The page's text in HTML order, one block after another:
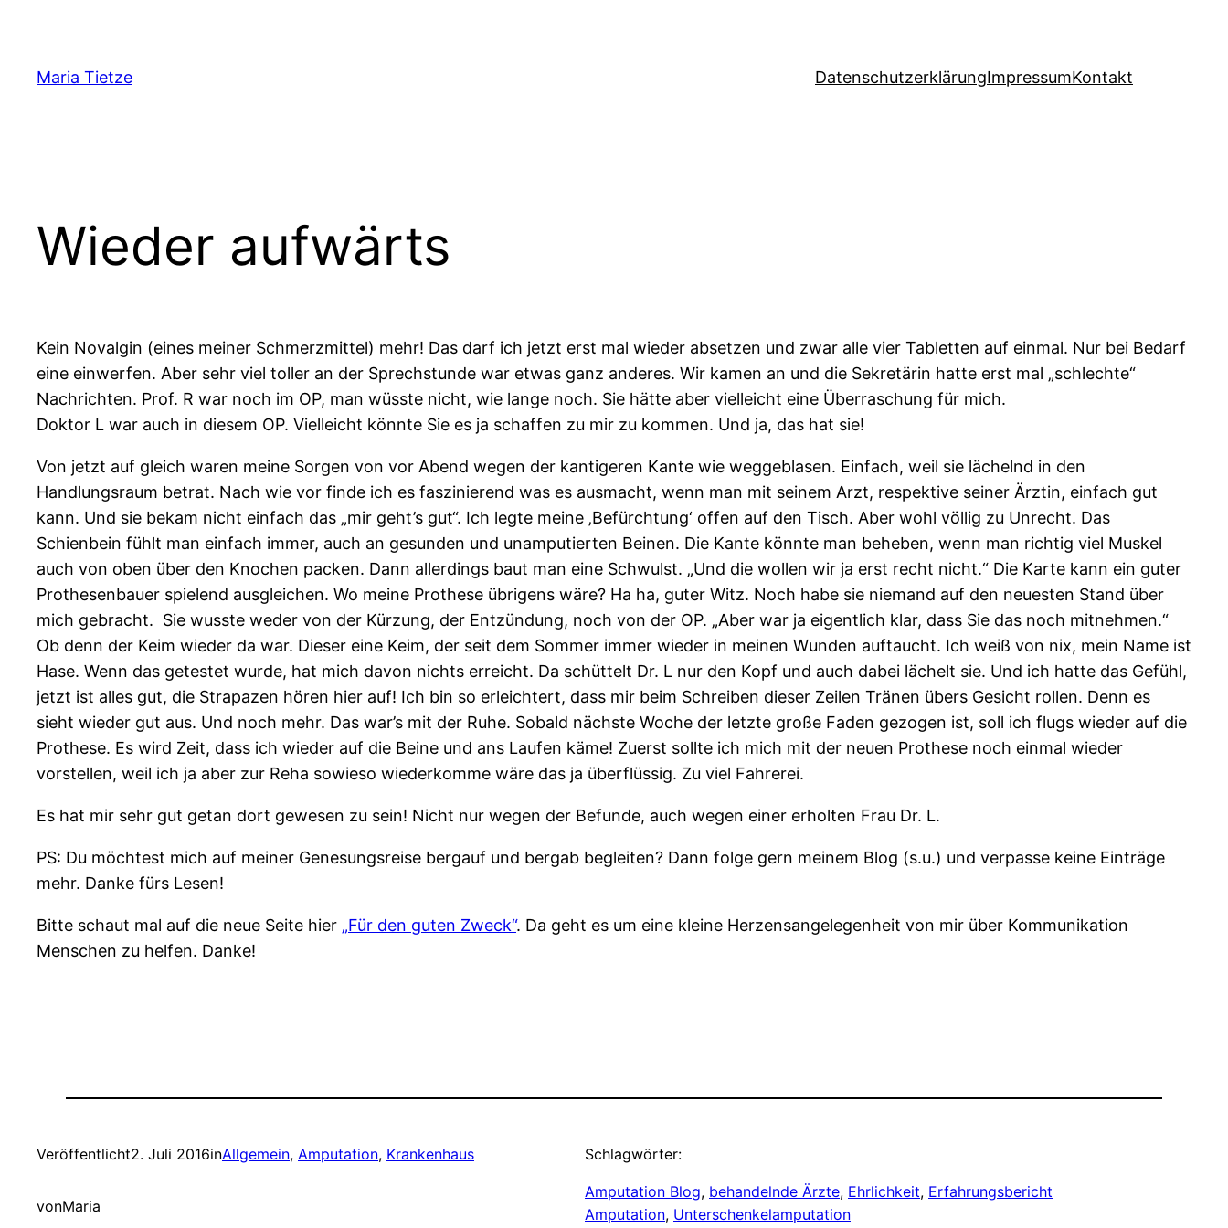
springen
Maria Tietze DatenschutzerklärungImpressumKontakt
Wieder aufwärts
Kein Novalgin (eines meiner Schmerzmittel) mehr! Das darf ich jetzt erst mal wieder absetzen und zwar alle vier Tabletten auf einmal. Nur bei Bedarf
eine einwerfen. Aber sehr viel toller an der Sprechstunde war etwas ganz anderes. Wir kamen an und die Sekretärin hatte erst mal „schlechte“
Nachrichten. Prof. R war noch im OP, man wüsste nicht, wie lange noch. Sie hätte aber vielleicht eine Überraschung für mich.
Doktor L war auch in diesem OP. Vielleicht könnte Sie es ja schaffen zu mir zu kommen. Und ja, das hat sie!
Von jetzt auf gleich waren meine Sorgen von vor Abend wegen der kantigeren Kante wie weggeblasen. Einfach, weil sie lächelnd in den
Handlungsraum betrat. Nach wie vor finde ich es faszinierend was es ausmacht, wenn man mit seinem Arzt, respektive seiner Ärztin, einfach gut
kann. Und sie bekam nicht einfach das „mir geht’s gut“. Ich legte meine ‚Befürchtung‘ offen auf den Tisch. Aber wohl völlig zu Unrecht. Das
Schienbein fühlt man einfach immer, auch an gesunden und unamputierten Beinen. Die Kante könnte man beheben, wenn man richtig viel Muskel
auch von oben über den Knochen packen. Dann allerdings baut man eine Schwulst. „Und die wollen wir ja erst recht nicht.“ Die Karte kann ein guter
Prothesenbauer spielend ausgleichen. Wo meine Prothese übrigens wäre? Ha ha, guter Witz. Noch habe sie niemand auf den neuesten Stand über
mich gebracht. Sie wusste weder von der Kürzung, der Entzündung, noch von der OP. „Aber war ja eigentlich klar, dass Sie das noch mitnehmen.“
Ob denn der Keim wieder da war. Dieser eine Keim, der seit dem Sommer immer wieder in meinen Wunden auftaucht. Ich weiß von nix, mein Name ist
Hase. Wenn das getestet wurde, hat mich davon nichts erreicht. Da schüttelt Dr. L nur den Kopf und auch dabei lächelt sie. Und ich hatte das Gefühl,
jetzt ist alles gut, die Strapazen hören hier auf! Ich bin so erleichtert, dass mir beim Schreiben dieser Zeilen Tränen übers Gesicht rollen. Denn es
sieht wieder gut aus. Und noch mehr. Das war’s mit der Ruhe. Sobald nächste Woche der letzte große Faden gezogen ist, soll ich flugs wieder auf die
Prothese. Es wird Zeit, dass ich wieder auf die Beine und ans Laufen käme! Zuerst sollte ich mich mit der neuen Prothese noch einmal wieder
vorstellen, weil ich ja aber zur Reha sowieso wiederkomme wäre das ja überflüssig. Zu viel Fahrerei.
Es hat mir sehr gut getan dort gewesen zu sein! Nicht nur wegen der Befunde, auch wegen einer erholten Frau Dr. L.
PS: Du möchtest mich auf meiner Genesungsreise bergauf und bergab begleiten? Dann folge gern meinem Blog (s.u.) und verpasse keine Einträge
mehr. Danke fürs Lesen!
Bitte schaut mal auf die neue Seite hier „Für den guten Zweck“. Da geht es um eine kleine Herzensangelegenheit von mir über Kommunikation
Menschen zu helfen. Danke!
Veröffentlicht2. Juli 2016inAllgemein, Amputation, Krankenhaus
vonMaria
Schlagwörter:
Amputation Blog, behandelnde Ärzte, Ehrlichkeit, Erfahrungsbericht
Amputation, Unterschenkelamputation